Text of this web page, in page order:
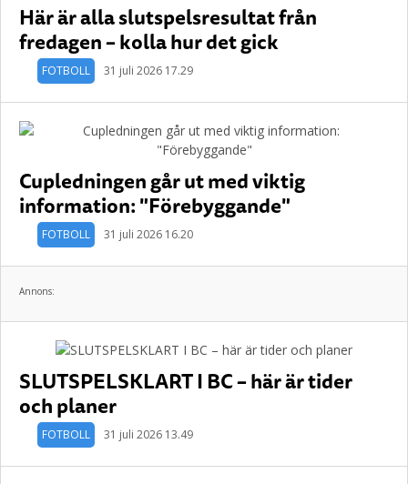
Här är alla slutspelsresultat från
fredagen – kolla hur det gick
FOTBOLL 31 juli 2026 17.29
Cupledningen går ut med viktig
information: "Förebyggande"
FOTBOLL 31 juli 2026 16.20
Annons:
SLUTSPELSKLART I BC – här är tider
och planer
FOTBOLL 31 juli 2026 13.49